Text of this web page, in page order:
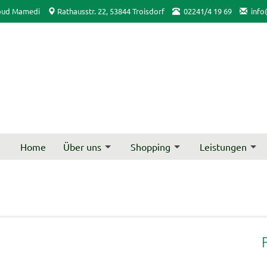
Mamedi Rathausstr. 22, 53844 Troisdorf 02241/4 19 69
Home Über uns Shopping Leistungen